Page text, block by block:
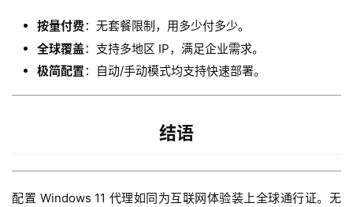
按量付费：无套餐限制，用多少付多少。
全球覆盖：支持多地区 IP，满足企业需求。
极简配置：自动/手动模式均支持快速部署。
结语
配置 Windows 11 代理如同为互联网体验装上全球通行证。无